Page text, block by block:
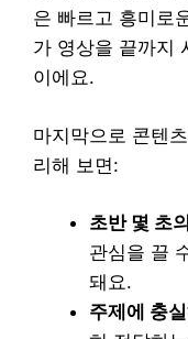
은 빠르고 흥미로
가 영상을 끝까지
이에요.
마지막으로 콘텐
리해 보면:
초반 몇 초
관심을 끌
돼요.
주제에 충실